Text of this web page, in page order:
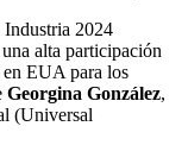
2024
alta participación
en EUA para los
Georgina González,
(Universal